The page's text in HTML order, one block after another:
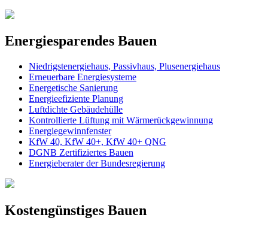
Energiesparendes Bauen
Niedrigstenergiehaus, Passivhaus, Plusenergiehaus
Erneuerbare Energiesysteme
Energetische Sanierung
Energieefiziente Planung
Luftdichte Gebäudehülle
Kontrollierte Lüftung mit Wärmerückgewinnung
Energiegewinnfenster
KfW 40, KfW 40+, KfW 40+ QNG
DGNB Zertifiziertes Bauen
Energieberater der Bundesregierung
Kostengünstiges Bauen